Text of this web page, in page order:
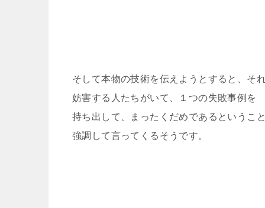
そして本物の技術を伝えようとすると、そ
妨害する人たちがいて、１つの失敗事例を
持ち出して、まったくだめであるというこ
強調して言ってくるそうです。